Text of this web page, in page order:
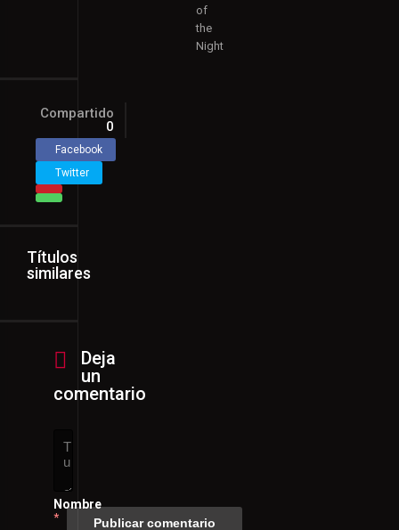
of
the
Night
Compartido
0
Facebook
Twitter
Títulos
similares
Deja
un
comentario
Nombre
*